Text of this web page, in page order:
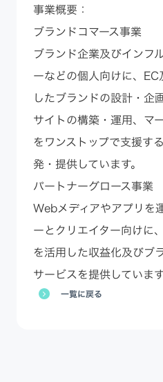
事業概要：
​​ブランドコマース事業
ブランド企業及びインフ
ーなどの個人向けに、
したブランドの設計・企
サイトの構築・運用、マ
をワンストップで支援す
発・提供しています。
パートナーグロース事業
Webメディアやアプリを
ーとクリエイター向けに
を活用した収益化及びブ
サービスを提供しています
一覧に戻る